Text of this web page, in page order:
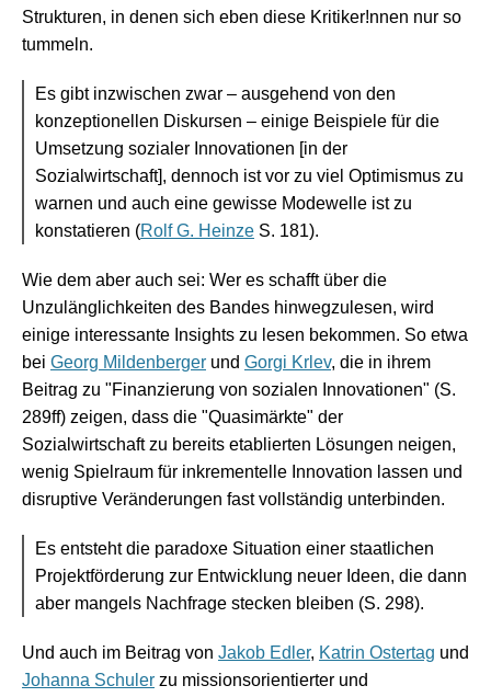
Strukturen, in denen sich eben diese Kritiker!nnen nur so
tummeln.
Es gibt inzwischen zwar – ausgehend von den
konzeptionellen Diskursen – einige Beispiele für die
Umsetzung sozialer Innovationen [in der
Sozialwirtschaft], dennoch ist vor zu viel Optimismus zu
warnen und auch eine gewisse Modewelle ist zu
konstatieren (Rolf G. Heinze S. 181).
Wie dem aber auch sei: Wer es schafft über die
Unzulänglichkeiten des Bandes hinwegzulesen, wird
einige interessante Insights zu lesen bekommen. So etwa
bei Georg Mildenberger und Gorgi Krlev, die in ihrem
Beitrag zu "Finanzierung von sozialen Innovationen" (S.
289ff) zeigen, dass die "Quasimärkte" der
Sozialwirtschaft zu bereits etablierten Lösungen neigen,
wenig Spielraum für inkrementelle Innovation lassen und
disruptive Veränderungen fast vollständig unterbinden.
Es entsteht die paradoxe Situation einer staatlichen
Projektförderung zur Entwicklung neuer Ideen, die dann
aber mangels Nachfrage stecken bleiben (S. 298).
Und auch im Beitrag von Jakob Edler, Katrin Ostertag und
Johanna Schuler zu missionsorientierter und